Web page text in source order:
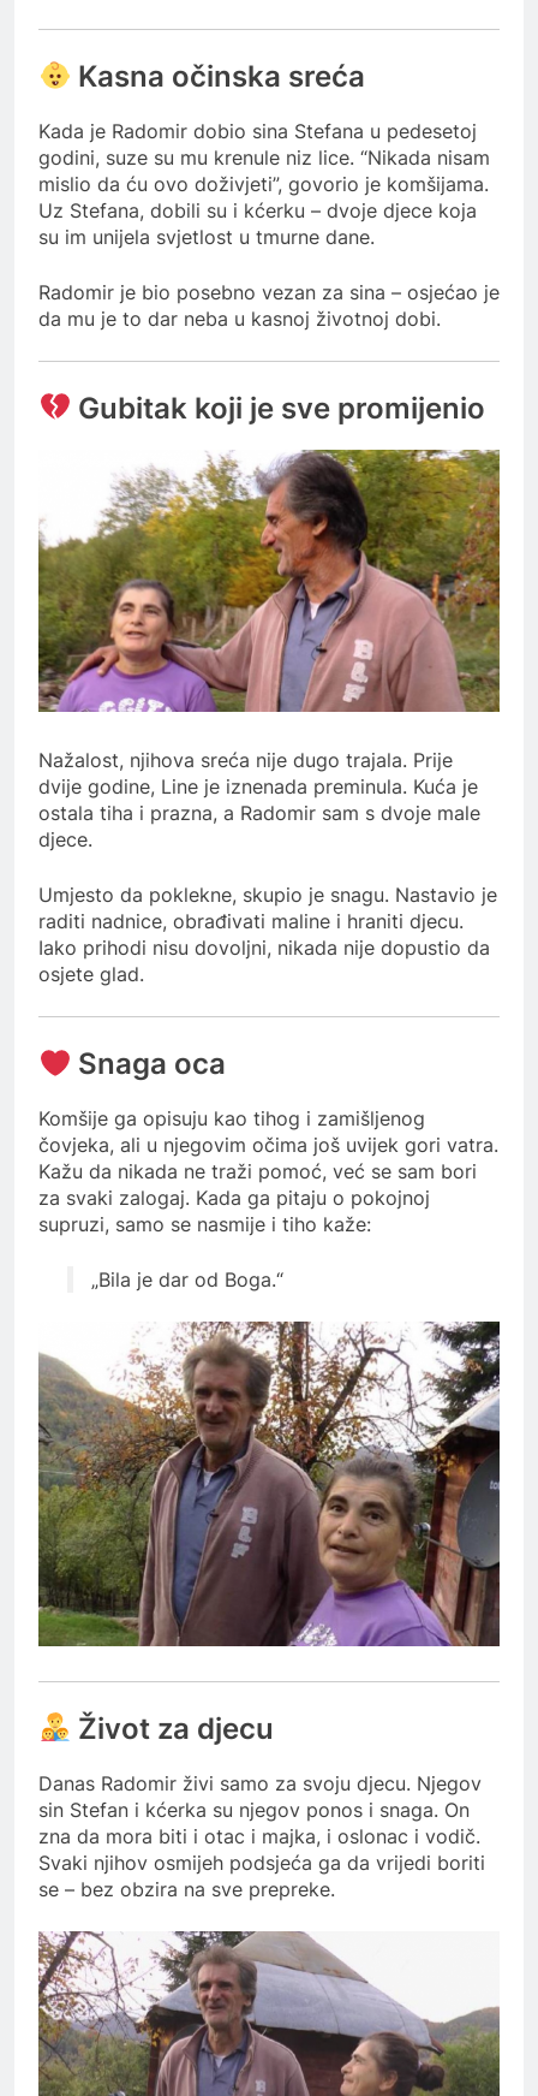
Kasna očinska sreća
Kada je Radomir dobio sina Stefana u pedesetoj
godini, suze su mu krenule niz lice. “Nikada nisam
mislio da ću ovo doživjeti”, govorio je komšijama.
Uz Stefana, dobili su i kćerku – dvoje djece koja
su im unijela svjetlost u tmurne dane.
Radomir je bio posebno vezan za sina – osjećao je
da mu je to dar neba u kasnoj životnoj dobi.
Gubitak koji je sve promijenio
Nažalost, njihova sreća nije dugo trajala. Prije
dvije godine, Line je iznenada preminula. Kuća je
ostala tiha i prazna, a Radomir sam s dvoje male
djece.
Umjesto da poklekne, skupio je snagu. Nastavio je
raditi nadnice, obrađivati maline i hraniti djecu.
Iako prihodi nisu dovoljni, nikada nije dopustio da
osjete glad.
Snaga oca
Komšije ga opisuju kao tihog i zamišljenog
čovjeka, ali u njegovim očima još uvijek gori vatra.
Kažu da nikada ne traži pomoć, već se sam bori
za svaki zalogaj. Kada ga pitaju o pokojnoj
supruzi, samo se nasmije i tiho kaže:
„Bila je dar od Boga.“
Život za djecu
Danas Radomir živi samo za svoju djecu. Njegov
sin Stefan i kćerka su njegov ponos i snaga. On
zna da mora biti i otac i majka, i oslonac i vodič.
Svaki njihov osmijeh podsjeća ga da vrijedi boriti
se – bez obzira na sve prepreke.